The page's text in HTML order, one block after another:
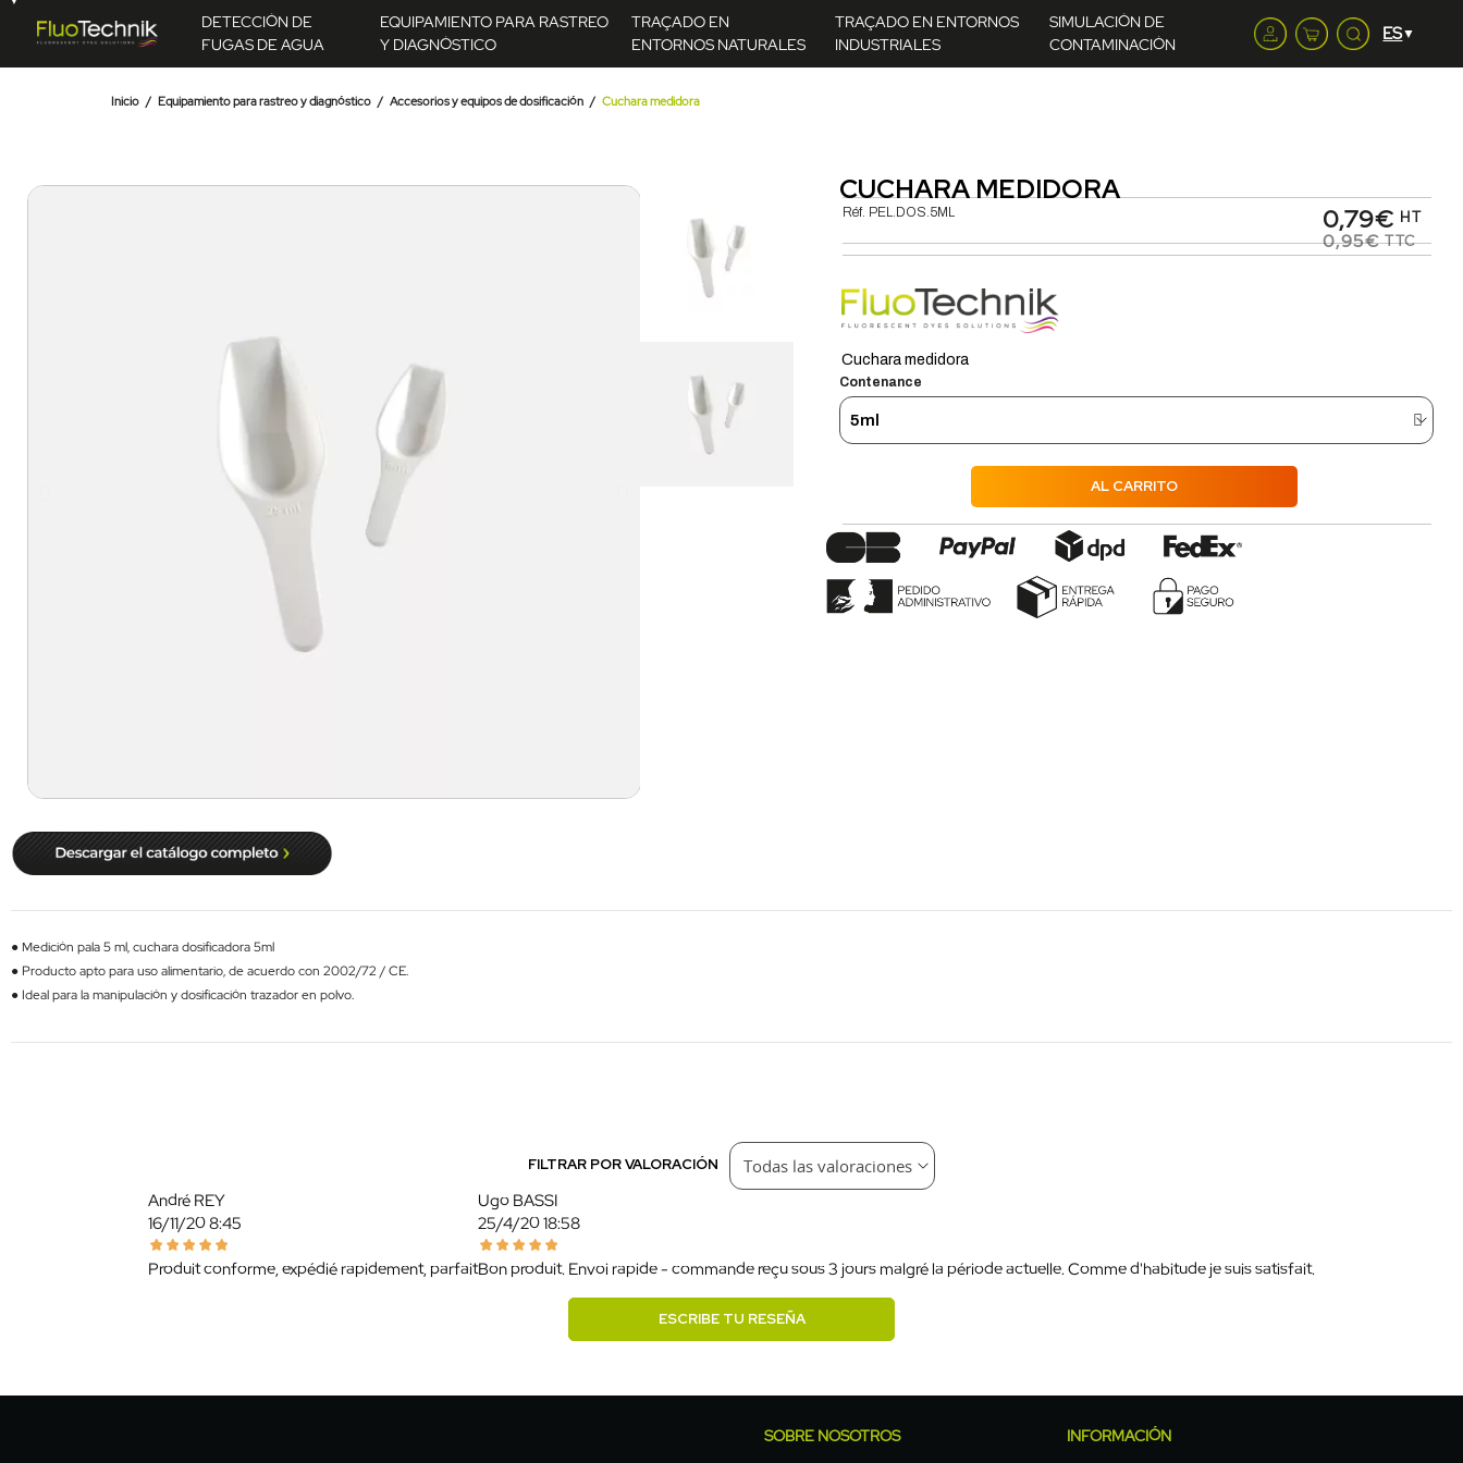
DETECCIÓN DE
FUGAS DE AGUA
EQUIPAMIENTO PARA RASTREO
Y DIAGNÓSTICO
TRAÇADO EN
ENTORNOS NATURALES
TRAÇADO EN ENTORNOS
INDUSTRIALES
SIMULACIÓN DE
CONTAMINACIÓN
Inicio Equipamiento para rastreo y diagnóstico Accesorios y equipos de dosificación Cuchara medidora
CUCHARA MEDIDORA
Réf. PEL.DOS.5ML 0,79€ HT
0,95€ TTC
Cuchara medidora
Contenance
AL CARRITO
● Medición pala 5 ml, cuchara dosificadora 5ml
● Producto apto para uso alimentario, de acuerdo con 2002/72 / CE.
● Ideal para la manipulación y dosificación trazador en polvo.
FILTRAR POR VALORACIÓN
André REY
16/11/20 8:45
Produit conforme, expédié rapidement, parfait
Ugo BASSI
25/4/20 18:58
Bon produit. Envoi rapide - commande reçu sous 3 jours malgré la période actuelle. Comme d'habitude je suis satisfait.
ESCRIBE TU RESEÑA
SOBRE NOSOTROS INFORMACIÓN